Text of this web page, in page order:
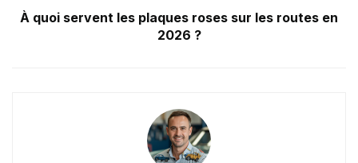
À quoi servent les plaques roses sur les routes en
2026 ?